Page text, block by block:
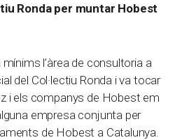
Ronda per muntar Hobest
mínims l’àrea de consultoria a
del Col·lectiu Ronda i va tocar
i els companys de Hobest em
empresa conjunta per
de Hobest a Catalunya.